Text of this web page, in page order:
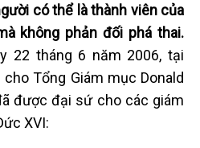
có thể là thành viên của
không phản đối phá thai.
22 tháng 6 năm 2006, tại
Tổng Giám mục Donald
được đại sứ cho các giám
XVI: